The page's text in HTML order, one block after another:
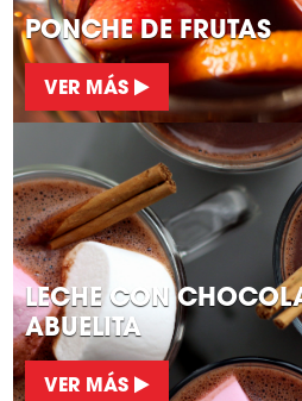
PONCHE DE FRUTAS
VER MÁS
LECHE CON
ABUELITA
VER MÁS